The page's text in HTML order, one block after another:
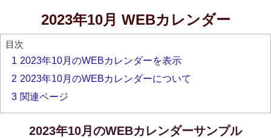
2023年10月 WEBカレンダー
目次
1 2023年10月のWEBカレンダーを表示
2 2023年10月のWEBカレンダーについて
3 関連ページ
2023年10月のWEBカレンダーサンプル